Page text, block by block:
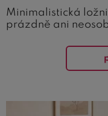
Minimalistická
prázdně ani